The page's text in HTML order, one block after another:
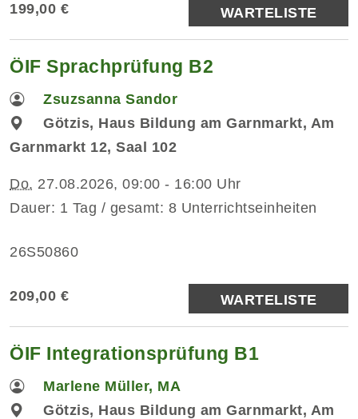
199,00 € WARTELISTE
ÖIF Sprachprüfung B2
Zsuzsanna Sandor
Götzis, Haus Bildung am Garnmarkt, Am
Garnmarkt 12, Saal 102
Do. 27.08.2026, 09:00 - 16:00 Uhr
Dauer: 1 Tag / gesamt: 8 Unterrichtseinheiten
26S50860
209,00 € WARTELISTE
ÖIF Integrationsprüfung B1
Marlene Müller, MA
Götzis, Haus Bildung am Garnmarkt, Am